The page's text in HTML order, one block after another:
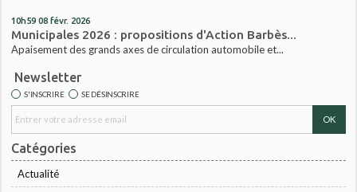
10h59 08 févr. 2026
Municipales 2026 : propositions d'Action Barbès...
Apaisement des grands axes de circulation automobile et...
Newsletter
S'INSCRIRE SE DÉSINSCRIRE
Catégories
Actualité